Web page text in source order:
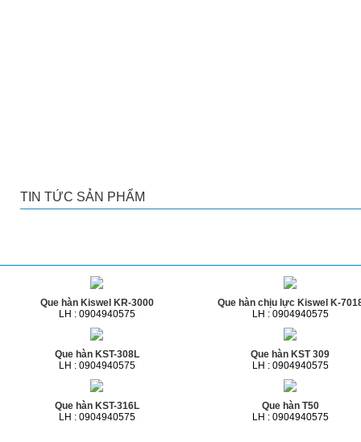
TIN TỨC SẢN PHẨM
Que hàn Kiswel KR-3000
LH : 0904940575
Que hàn chịu lực Kiswel K-
LH : 0904940575
Que hàn KST-308L
LH : 0904940575
Que hàn KST 309
LH : 0904940575
Que hàn KST-316L
LH : 0904940575
Que hàn T50
LH : 0904940575